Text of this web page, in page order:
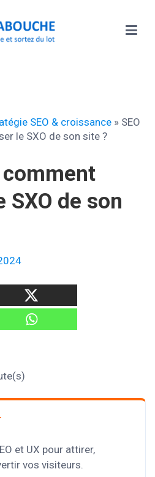
SEO & croissance » SEO
le SXO de son site ?
comment
de son
et UX pour attirer,
vos visiteurs.